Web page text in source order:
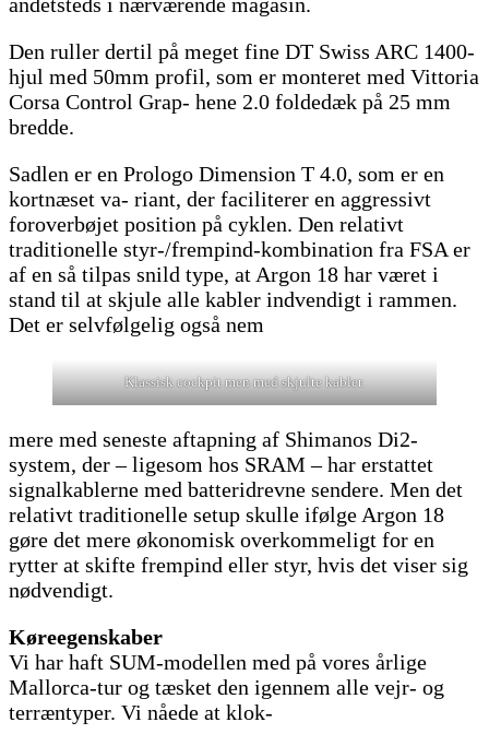
Den ruller dertil på meget fine DT Swiss ARC 1400-
hjul med 50mm profil, som er monteret med Vittoria
Corsa Control Grap- hene 2.0 foldedæk på 25 mm
bredde.
Sadlen er en Prologo Dimension T 4.0, som er en
kortnæset va- riant, der faciliterer en aggressivt
foroverbøjet position på cyklen. Den relativt
traditionelle styr-/frempind-kombination fra FSA er
af en så tilpas snild type, at Argon 18 har været i
stand til at skjule alle kabler indvendigt i rammen.
Det er selvfølgelig også nem
Klassisk cockpit men med skjulte kabler.
mere med seneste aftapning af Shimanos Di2-
system, der – ligesom hos SRAM – har erstattet
signalkablerne med batteridrevne sendere. Men det
relativt traditionelle setup skulle ifølge Argon 18
gøre det mere økonomisk overkommeligt for en
rytter at skifte frempind eller styr, hvis det viser sig
nødvendigt.
Køreegenskaber
Vi har haft SUM-modellen med på vores årlige
Mallorca-tur og tæsket den igennem alle vejr- og
terræntyper. Vi nåede at klok-